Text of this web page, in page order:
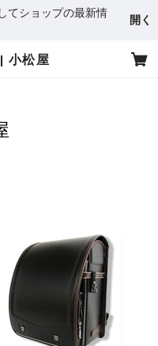
てショップの最新情
開く
小松屋